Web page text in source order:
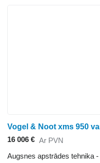
Vogel & Noot xms 950
16 006 € Ar PVN
Augsnes apstrādes tehnika